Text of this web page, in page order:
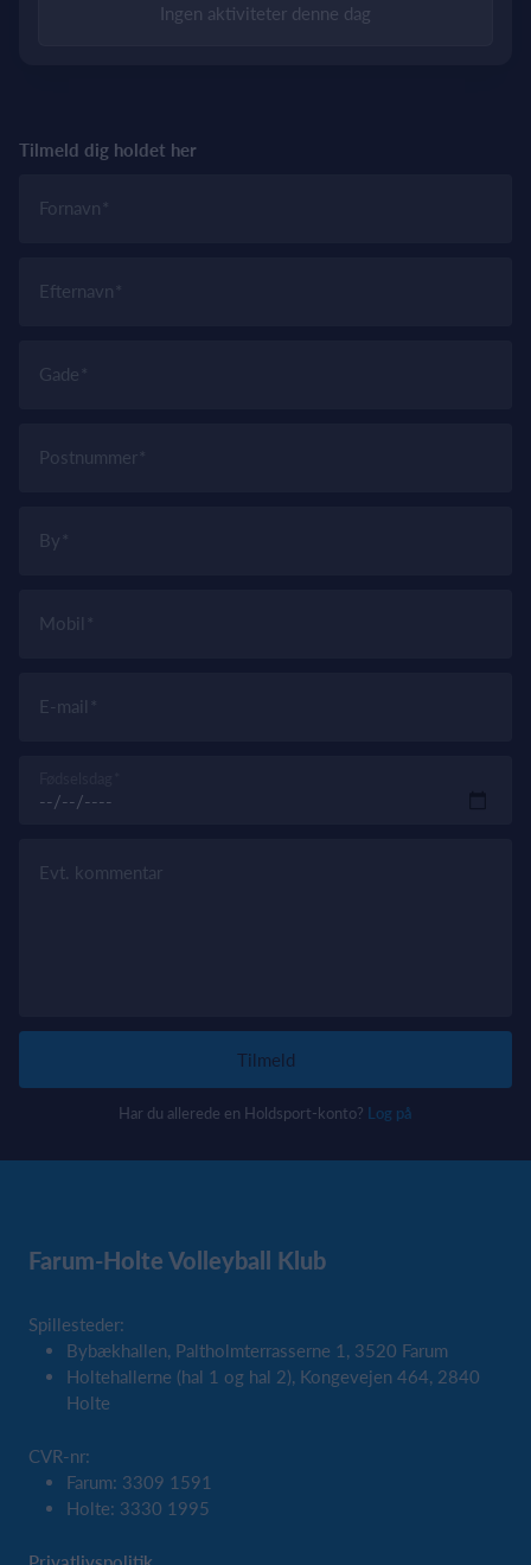
Ingen aktiviteter denne dag
Tilmeld dig holdet her
Fornavn
Efternavn
Gade
Postnummer
By
Mobil
E-mail
Evt. kommentar
Tilmeld
Har du allerede en Holdsport-konto? Log på
Farum-Holte Volleyball Klub
Spillesteder:
Bybækhallen, Paltholmterrasserne 1, 3520 Farum
Holtehallerne (hal 1 og hal 2), Kongevejen 464, 2840
Holte
CVR-nr:
Farum: 3309 1591
Holte: 3330 1995